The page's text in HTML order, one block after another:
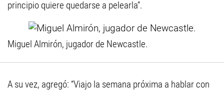
principio quiere quedarse a pelearla”.
Miguel Almirón, jugador de Newcastle.
A su vez, agregó: “Viajo la semana próxima a hablar con